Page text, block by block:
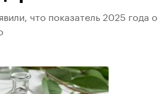
что показатель 2025